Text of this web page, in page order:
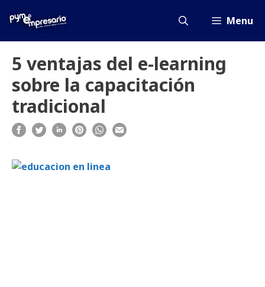
Menu
5 ventajas del e-learning
sobre la capacitación
tradicional